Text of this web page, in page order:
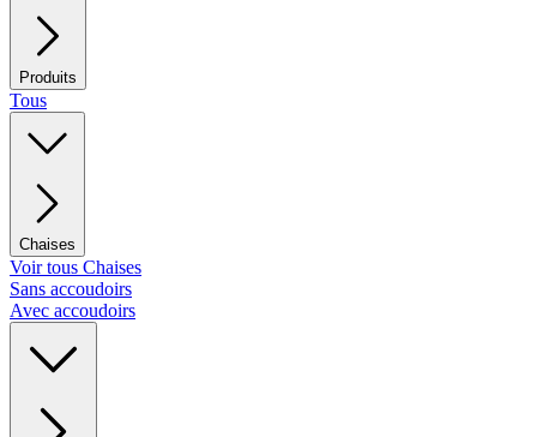
Produits
Tous
Chaises
Voir tous Chaises
Sans accoudoirs
Avec accoudoirs